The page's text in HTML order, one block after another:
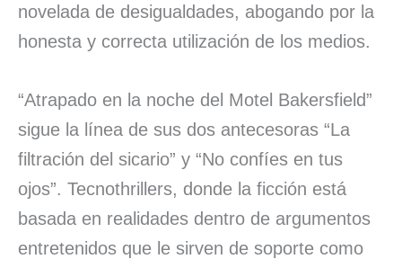
novelada de desigualdades, abogando por la
honesta y correcta utilización de los medios.
“Atrapado en la noche del Motel Bakersfield”
sigue la línea de sus dos antecesoras “La
filtración del sicario” y “No confíes en tus
ojos”. Tecnothrillers, donde la ficción está
basada en realidades dentro de argumentos
entretenidos que le sirven de soporte como